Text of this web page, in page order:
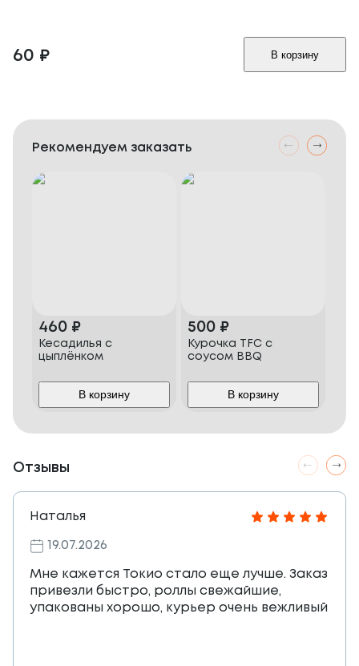
60 ₽ В корзину
Рекомендуем заказать
460 ₽
Кесадилья с
цыплёнком
В корзину
500 ₽
Курочка TFC с
соусом BBQ
В корзину
Отзывы
Наталья
19.07.2026
Мне кажется Токио стало еще лучше. Заказ
привезли быстро, роллы свежайшие,
упакованы хорошо, курьер очень вежливый